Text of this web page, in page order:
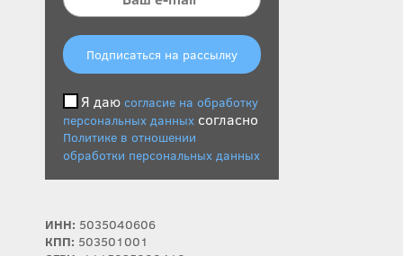
Подписаться на рассылку
Я даю согласие на обработку
персональных данных согласно
Политике в отношении
обработки персональных данных
ИНН: 5035040606
КПП: 503501001